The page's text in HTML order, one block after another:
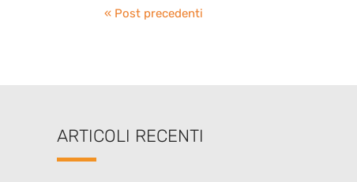
« Post precedenti
ARTICOLI RECENTI